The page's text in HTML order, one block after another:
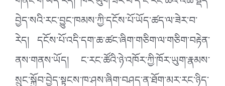
བྱེད་སའི་རང་བྱུང་ཁམས་ཀྱི་དངོས་པོ་ཡོད་ཚད་ལ་ཟེར་བ་
རེད། དངོས་པོ་འདི་དག་ཆ་ཚང་ཞིག་གཅིག་ལ་གཅིག་བརྟེན་
ནས་གནས་ཡོད། ང་རང་ཚོའི་ཉེ་འཁོར་ཀྱི་ཁོར་ཡུག་རྣམས་